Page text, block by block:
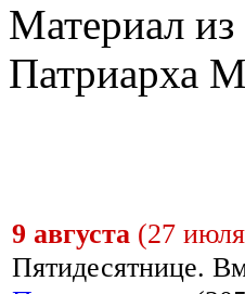
Материал
Патриарха
9 августа (27
Пятидесятнице.